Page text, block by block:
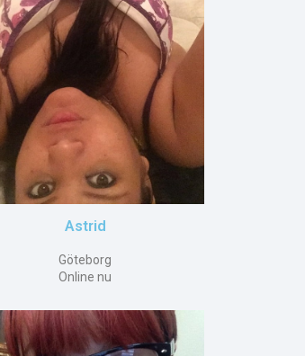
Astrid
Göteborg
Online nu